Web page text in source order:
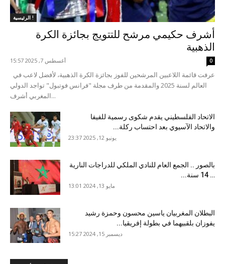
الرئيسية !
أشرف حكيمي مرشح للتتويج بجائزة الكرة
الذهبية
أغسطس 7, 2025 15:57 0
العالم لسنة 2025 والمقدمة من طرف مجلة "فرانس فوتبول" تواجد الدولي
المغربي أشرف...
الاتحاد الفلسطيني يقدم شكوى رسمية للفيفا
والاتحاد الآسيوي بعد احتساب ركلة...
يونيو 12, 2025 23:37
بالصور .. الجمع العام للنادي الملكي للدراجات النارية
… 14 سنة...
مايو 13, 2024 13:01
البطلان المغربيان ياسين محسون وحمزة رشيد
يفوزان بلقبيهما في بطولة إفريقيا...
ديسمبر 15, 2024 15:27